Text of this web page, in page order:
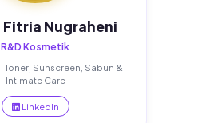
Fitria Nugraheni
R&D Kosmetik
Toner, Sunscreen, Sabun &
Intimate Care
LinkedIn